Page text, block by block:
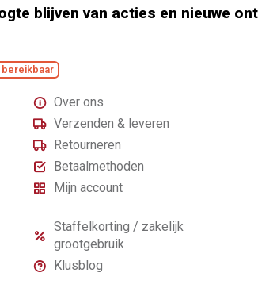
blijven van acties en nieuwe
bereikbaar
Over ons
Verzenden & leveren
Retourneren
Betaalmethoden
Mijn account
Staffelkorting / zakelijk
grootgebruik
Klusblog